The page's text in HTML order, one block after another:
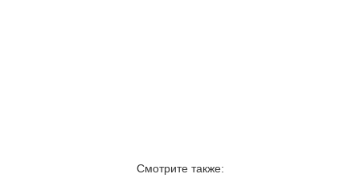
Смотрите также: